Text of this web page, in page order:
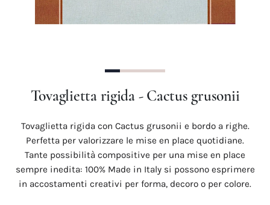
Tovaglietta rigida - Cactus grusonii
Tovaglietta rigida con Cactus grusonii e bordo a righe.
Perfetta per valorizzare le mise en place quotidiane.
Tante possibilità compositive per una mise en place
sempre inedita: 100% Made in Italy si possono esprimere
in accostamenti creativi per forma, decoro o per colore.